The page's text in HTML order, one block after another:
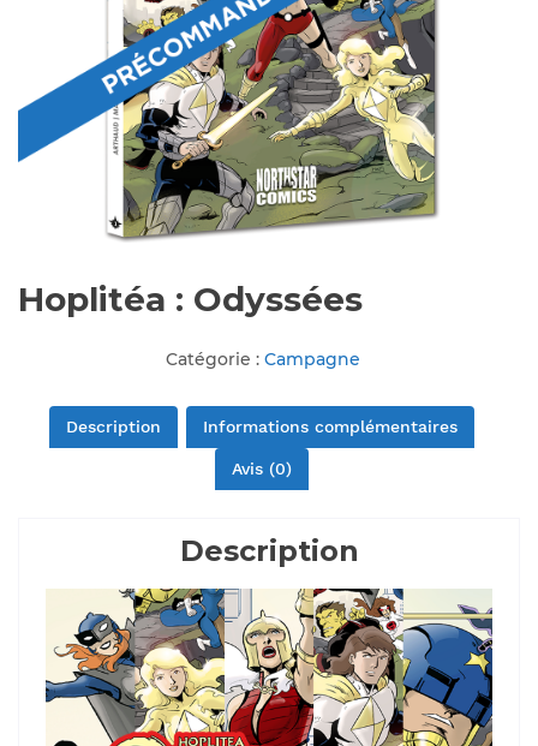
Hoplitéa : Odyssées
Catégorie : Campagne
Description Informations complémentaires
Avis (0)
Description